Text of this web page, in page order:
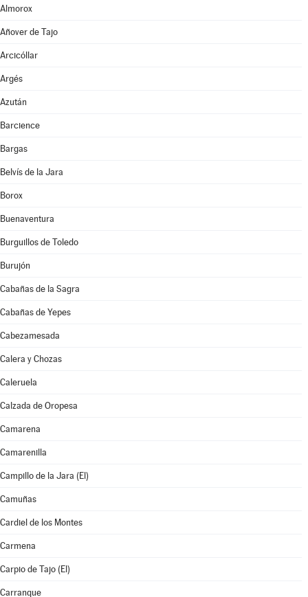
Almorox
Añover de Tajo
Arcicóllar
Argés
Azután
Barcience
Bargas
Belvís de la Jara
Borox
Buenaventura
Burguillos de Toledo
Burujón
Cabañas de la Sagra
Cabañas de Yepes
Cabezamesada
Calera y Chozas
Caleruela
Calzada de Oropesa
Camarena
Camarenilla
Campillo de la Jara (El)
Camuñas
Cardiel de los Montes
Carmena
Carpio de Tajo (El)
Carranque